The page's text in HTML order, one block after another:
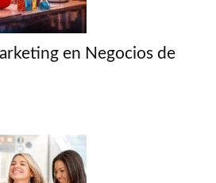
en Negocios de